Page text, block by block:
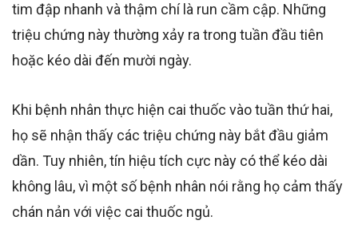
tim đập nhanh và thậm chí là run cầm cập. Những
triệu chứng này thường xảy ra trong tuần đầu tiên
hoặc kéo dài đến mười ngày.
Khi bệnh nhân thực hiện cai thuốc vào tuần thứ hai,
họ sẽ nhận thấy các triệu chứng này bắt đầu giảm
dần. Tuy nhiên, tín hiệu tích cực này có thể kéo dài
không lâu, vì một số bệnh nhân nói rằng họ cảm thấy
chán nản với việc cai thuốc ngủ.